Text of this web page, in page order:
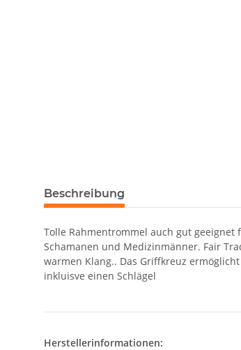
weitere Registerkarten anzeigen
Beschreibung
Tolle Rahmentrommel auch gut
Schamanen und Medizinmänner. Fair
warmen Klang.. Das Griffkreuz
inkluisve einen Schlägel
Herstellerinformationen: